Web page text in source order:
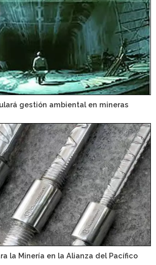
gestión ambiental en mineras
la Minería en la Alianza del Pacífico